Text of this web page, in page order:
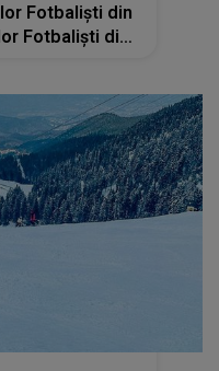
Fotbalişti din
Fotbalişti din